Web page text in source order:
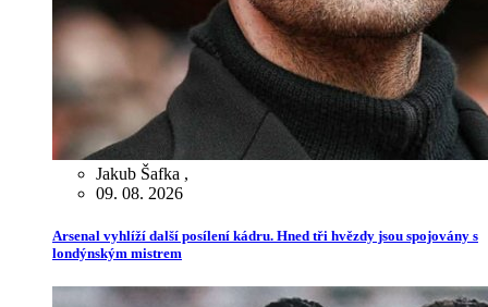
Jakub Šafka ,
09. 08. 2026
Arsenal vyhlíží další posílení kádru. Hned tři hvězdy jsou spojovány s
londýnským mistrem